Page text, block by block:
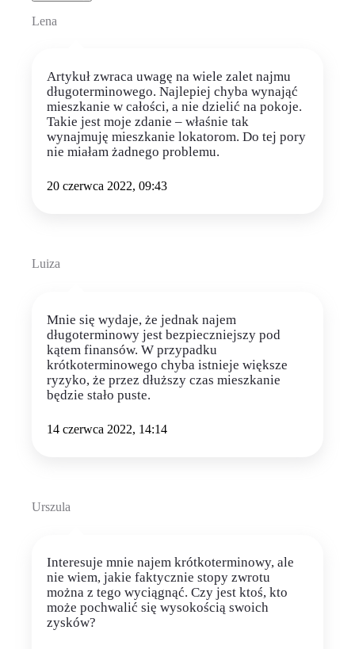
Lena
Artykuł zwraca uwagę na wiele zalet najmu
długoterminowego. Najlepiej chyba wynająć
mieszkanie w całości, a nie dzielić na pokoje.
Takie jest moje zdanie – właśnie tak
wynajmuję mieszkanie lokatorom. Do tej pory
nie miałam żadnego problemu.
20 czerwca 2022, 09:43
Luiza
Mnie się wydaje, że jednak najem
długoterminowy jest bezpieczniejszy pod
kątem finansów. W przypadku
krótkoterminowego chyba istnieje większe
ryzyko, że przez dłuższy czas mieszkanie
będzie stało puste.
14 czerwca 2022, 14:14
Urszula
Interesuje mnie najem krótkoterminowy, ale
nie wiem, jakie faktycznie stopy zwrotu
można z tego wyciągnąć. Czy jest ktoś, kto
może pochwalić się wysokością swoich
zysków?